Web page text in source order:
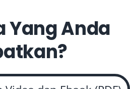
Yang Anda